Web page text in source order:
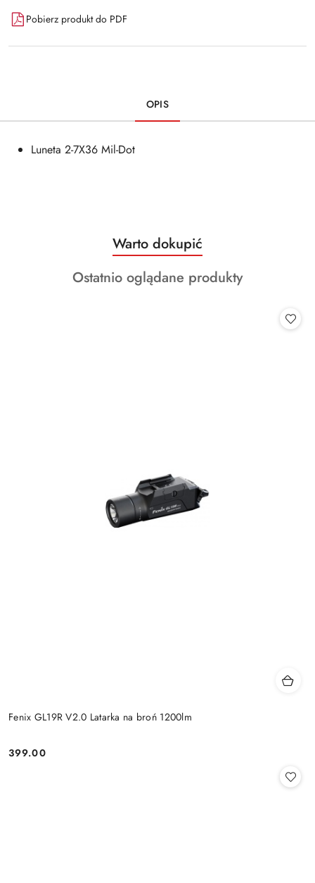
Pobierz produkt do PDF
OPIS
Luneta 2-7X36 Mil-Dot
Pomiń karuzelę produktów
Produkty
o
statusie:
Warto dokupić
Produkty
Ostatnio oglądane produkty
Fenix GL19R V2.0 Latarka na broń 1200lm
Cena:
399.00